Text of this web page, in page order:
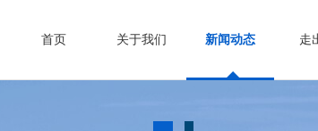
首页 关于我们 新闻动态 走